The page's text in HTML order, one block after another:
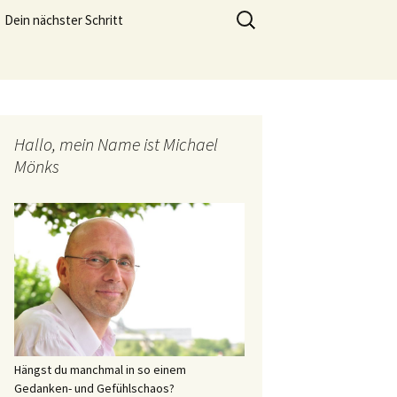
und genießen zu können.
Dein nächster Schritt
Suchen
nach:
Hallo, mein Name ist Michael
Mönks
Hängst du manchmal in so einem
Gedanken- und Gefühlschaos?